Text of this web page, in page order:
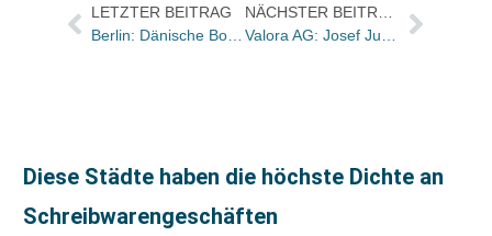
LETZTER BEITRAG
Berlin: Dänische Botschaft zeigt Hans Christian Andersen als bildenden Künstler
Diese Städte haben die höchste Dichte an
Schreibwarengeschäften